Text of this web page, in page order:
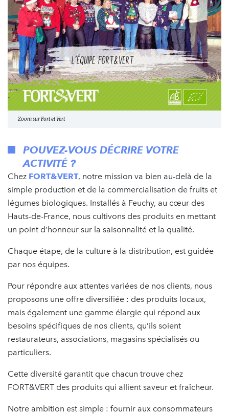
Zoom sur Fort et Vert
POUVEZ-VOUS DÉCRIRE VOTRE
ACTIVITÉ ?
Chez FORT&VERT, notre mission va bien au-delà de la
simple production et de la commercialisation de fruits et
légumes biologiques. Installés à Feuchy, au cœur des
Hauts-de-France, nous cultivons des produits en mettant
un point d’honneur sur la saisonnalité et la qualité.
Chaque étape, de la culture à la distribution, est guidée
par nos équipes.
Pour répondre aux attentes variées de nos clients, nous
proposons une offre diversifiée : des produits locaux,
mais également une gamme élargie qui répond aux
besoins spécifiques de nos clients, qu’ils soient
restaurateurs, associations, magasins spécialisés ou
particuliers.
Cette diversité garantit que chacun trouve chez
FORT&VERT des produits qui allient saveur et fraîcheur.
Notre ambition est simple : fournir aux consommateurs